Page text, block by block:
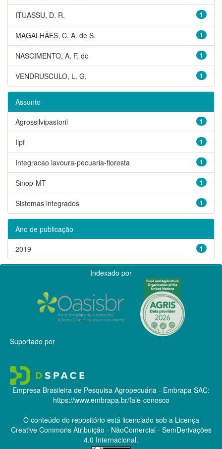
1
ITUASSU, D. R.
1
MAGALHÃES, C. A. de S.
1
NASCIMENTO, A. F. do
1
VENDRUSCULO, L. G.
Assunto
1
Agrossilvipastoril
1
Ilpf
1
Integracao lavoura-pecuaria-floresta
1
Sinop-MT
1
Sistemas integrados
Ano de publicação
1
2019
Indexado por
Suportado por
Empresa Brasileira de Pesquisa Agropecuária - Embrapa SAC:
https://www.embrapa.br/fale-conosco
O conteúdo do repositório está licenciado sob a Licença
Creative CommonsAtribuição - NãoComercial - SemDerivações
4.0 Internacional.